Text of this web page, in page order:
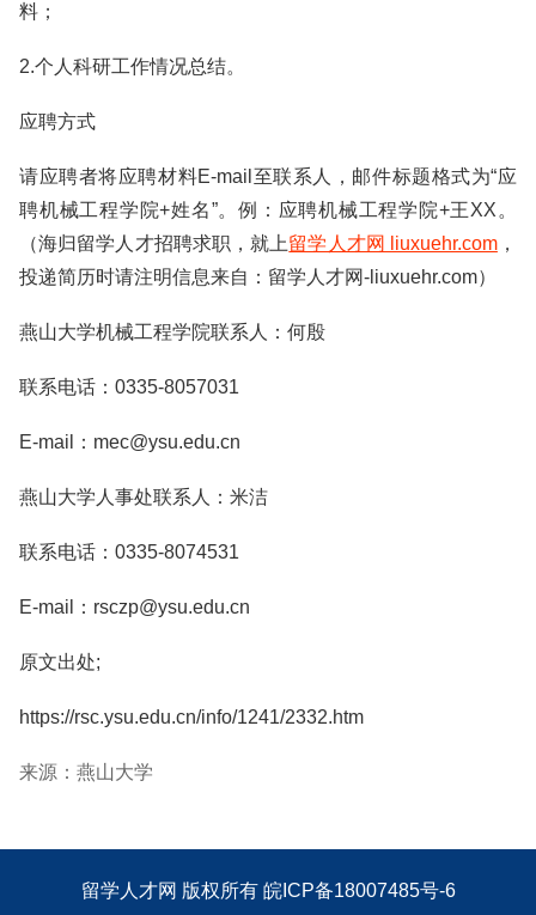
料；
2.个人科研工作情况总结。
应聘方式
请应聘者将应聘材料E-mail至联系人，邮件标题格式为“应
聘机械工程学院+姓名”。例：应聘机械工程学院+王XX。
（海归留学人才招聘求职，就上留学人才网 liuxuehr.com，
投递简历时请注明信息来自：留学人才网-liuxuehr.com）
燕山大学机械工程学院联系人：何殷
联系电话：0335-8057031
E-mail：mec@ysu.edu.cn
燕山大学人事处联系人：米洁
联系电话：0335-8074531
E-mail：rsczp@ysu.edu.cn
原文出处;
https://rsc.ysu.edu.cn/info/1241/2332.htm
来源：燕山大学
留学人才网 版权所有 皖ICP备18007485号-6